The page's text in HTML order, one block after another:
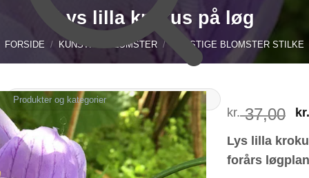
Lys lilla krokus på løg
FORSIDE / KUNSTIGE BLOMSTER / KUNSTIGE BLOMSTER STILKE
kr.37,00 kr.
Lys lilla
forårs